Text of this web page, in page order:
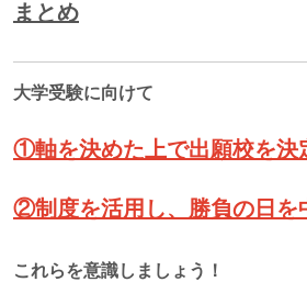
まとめ
大学受験に向けて
①軸を決めた上で出願校を決
②制度を活用し、勝負の日を
これらを意識しましょう！